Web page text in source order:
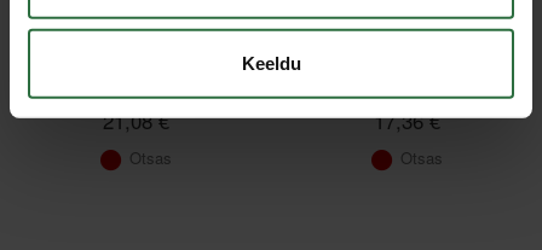
Keeldu
21,08 €
Otsas
17,36 €
Otsas